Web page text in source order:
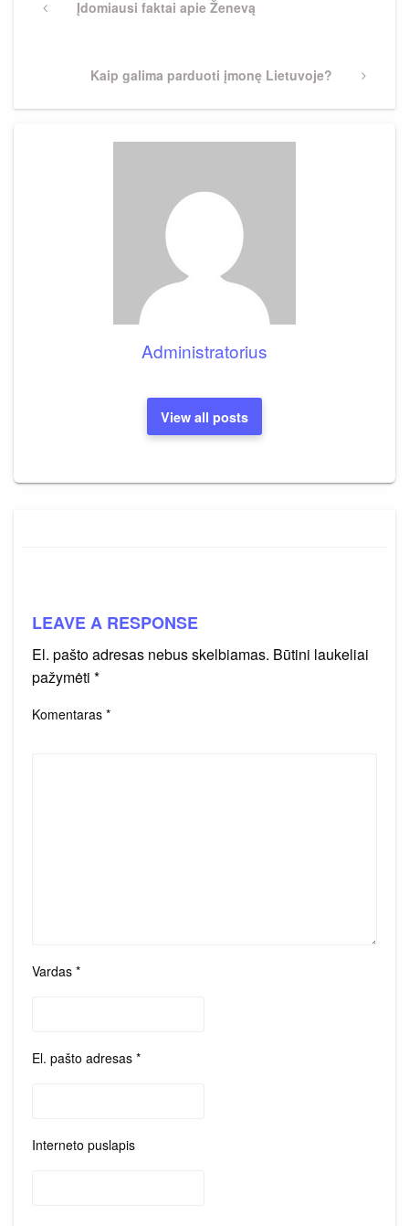
tarpPreviousĮdomiausi faktai apie Ženevą
Next
Kaip galima parduoti įmonę Lietuvoje?
Administratorius
View all posts
LEAVE A RESPONSE
El. pašto adresas nebus skelbiamas. Būtini laukeliai
pažymėti *
Komentaras *
Vardas *
El. pašto adresas *
Interneto puslapis